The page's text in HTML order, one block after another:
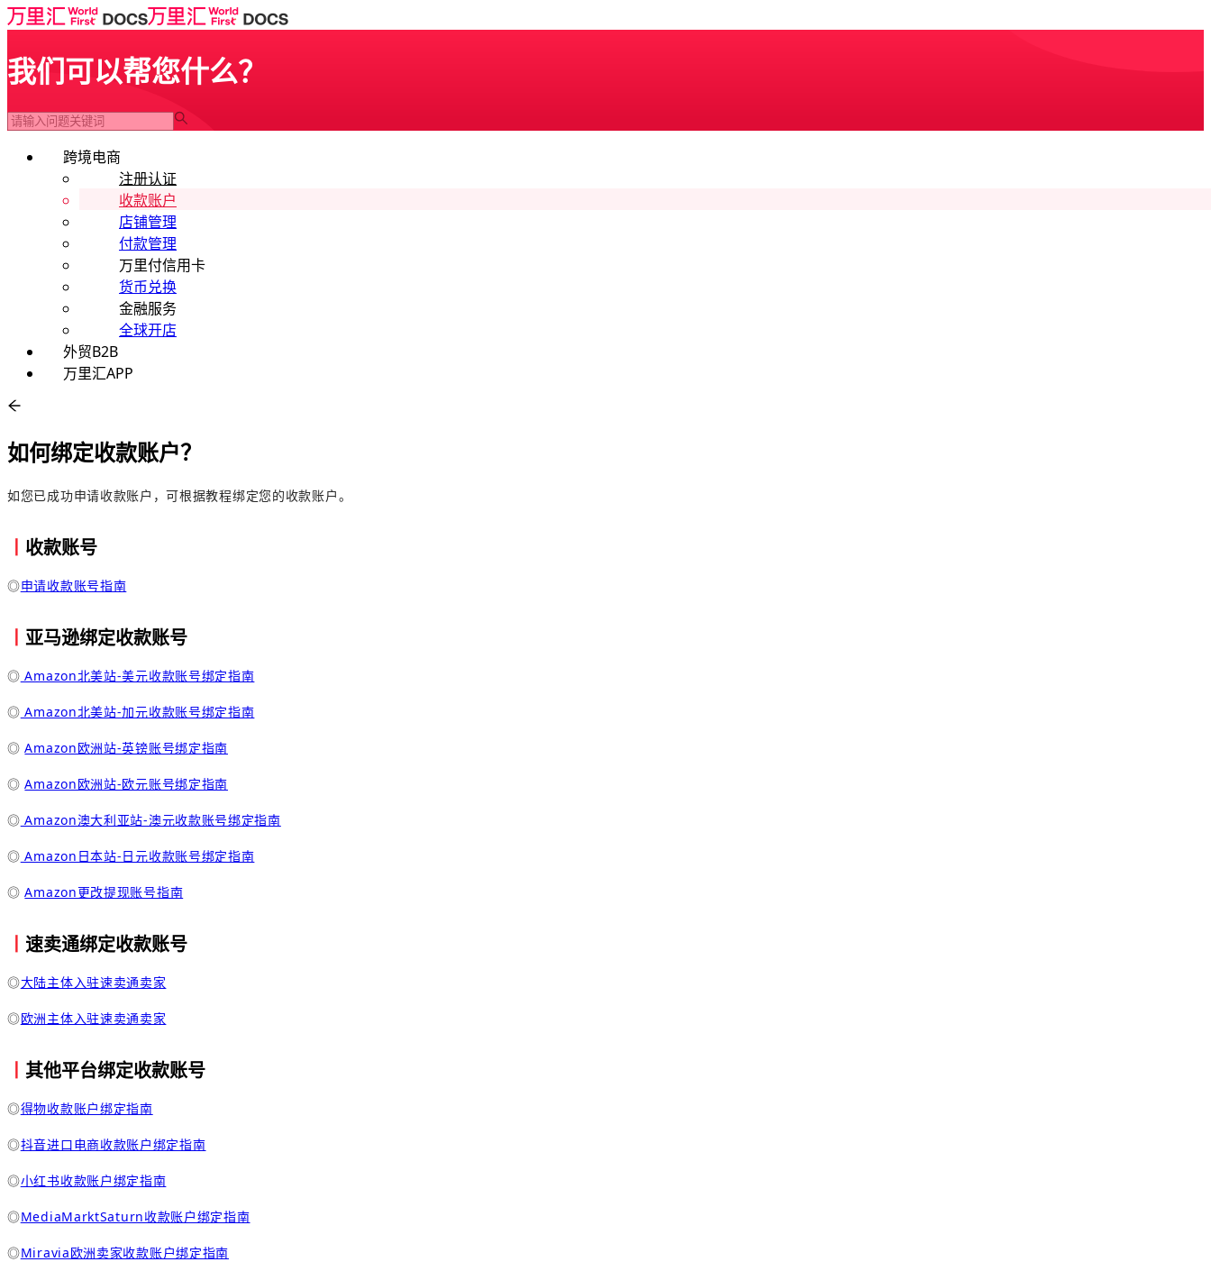
我们可以帮您什么？
跨境电商
注册认证
收款账户
店铺管理
付款管理
万里付信用卡
货币兑换
金融服务
全球开店
外贸B2B
万里汇APP
如何绑定收款账户？
如您已成功申请收款账户，可根据教程绑定您的收款账户。
丨 收款账号
◎申请收款账号指南
丨 亚马逊绑定收款账号
◎ Amazon北美站-美元收款账号绑定指南
◎ Amazon北美站-加元收款账号绑定指南
◎Amazon欧洲站-英镑账号绑定指南
◎Amazon欧洲站-欧元账号绑定指南
◎ Amazon澳大利亚站-澳元收款账号绑定指南
◎ Amazon日本站-日元收款账号绑定指南
◎Amazon更改提现账号指南
丨 速卖通绑定收款账号
◎大陆主体入驻速卖通卖家
◎欧洲主体入驻速卖通卖家
丨 其他平台绑定收款账号
◎得物收款账户绑定指南
◎抖音进口电商收款账户绑定指南
◎小红书收款账户绑定指南
◎MediaMarktSaturn收款账户绑定指南
◎Miravia欧洲卖家收款账户绑定指南